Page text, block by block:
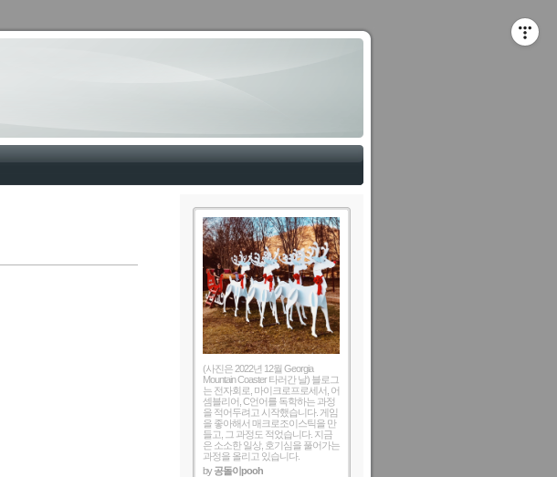
(사진은 2022년 12월 Georgia
Mountain Coaster 타러간 날) 블로그
는 전자회로, 마이크로프로세서, 어
셈블리어, C언어를 독학하는 과정
을 적어두려고 시작했습니다. 게임
을 좋아해서 매크로조이스틱을 만
들고, 그 과정도 적었습니다. 지금
은 소소한 일상, 호기심을 풀어가는
과정을 올리고 있습니다.
by공돌이pooh